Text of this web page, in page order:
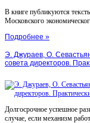
В книге публикуются
Московского
Подробнее »
Э. Джураев, О.
совета директоров.
Долгосрочное успешное
случае, если механизм